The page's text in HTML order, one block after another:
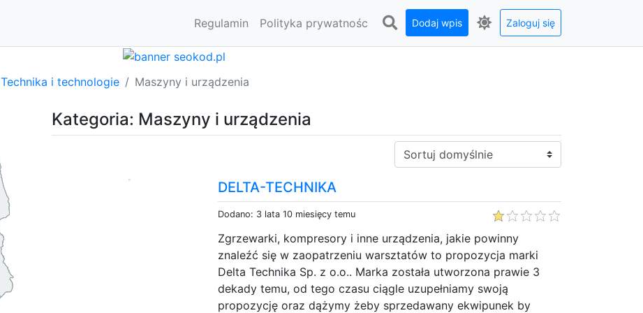
Regulamin Polityka prywatnośc Dodaj wpis Zaloguj się
Technika i technologie Maszyny i urządzenia
Kategoria: Maszyny i urządzenia
Sortuj:
DELTA-TECHNIKA
Dodano: 3 lata 10 miesięcy temu
Zgrzewarki, kompresory i inne urządzenia, jakie powinny
znaleźć się w zaopatrzeniu warsztatów to propozycja marki
Delta Technika Sp. z o.o.. Marka została utworzona prawie 3
dekady temu, od tego czasu ciągle uzupełniamy swoją
propozycję oraz dążymy żeby sprzedawany ekwipunek by